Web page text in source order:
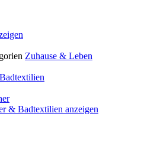
Zuhause & Leben
& Badtextilien anzeigen